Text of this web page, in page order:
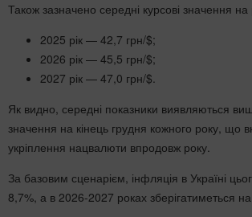
Також зазначено середні курсові значення на
2025 рік — 42,7 грн/$;
2026 рік — 45,5 грн/$;
2027 рік — 47,0 грн/$.
Як видно, середні показники виявляються
значення на кінець грудня кожного року, що
укріплення нацвалюти впродовж року.
За базовим сценарієм, інфляція в Україні
8,7%, а в 2026-2027 роках зберігатиметься на